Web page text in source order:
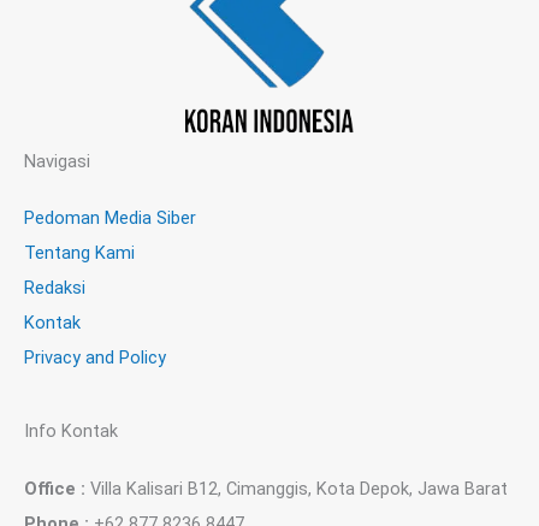
Navigasi
Pedoman Media Siber
Tentang Kami
Redaksi
Kontak
Privacy and Policy
Info Kontak
Office : Villa Kalisari B12, Cimanggis, Kota Depok, Jawa Barat